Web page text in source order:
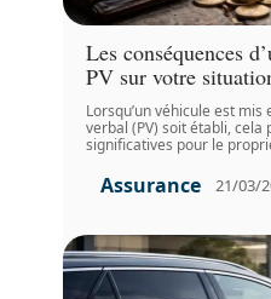
Les conséquences
PV sur votre
Lorsqu’un véhicule est
verbal (PV) soit établi,
significatives pour le
Assurance 21/03/